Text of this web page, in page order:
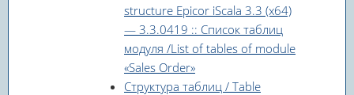
structure Epicor iScala 3.3 (x64)
— 3.3.0419 :: Список таблиц
модуля /List of tables of module
«Sales Order»
Структура таблиц / Table